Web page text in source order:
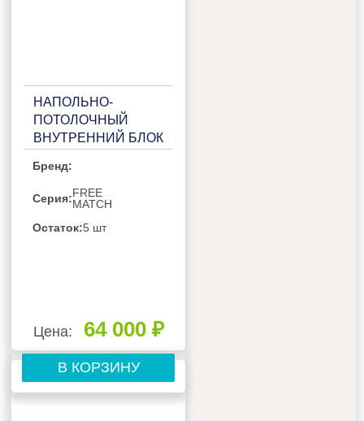
НАПОЛЬНО-
ПОТОЛОЧНЫЙ
ВНУТРЕННИЙ БЛОК
СИСТЕМЫ GREE
FREE MATCH IV
GTH(18)CA-
K6DNA1A/I
Бренд:
Серия:FREE
MATCH
Остаток:5 шт
Цена: 64 000 ₽
В КОРЗИНУ